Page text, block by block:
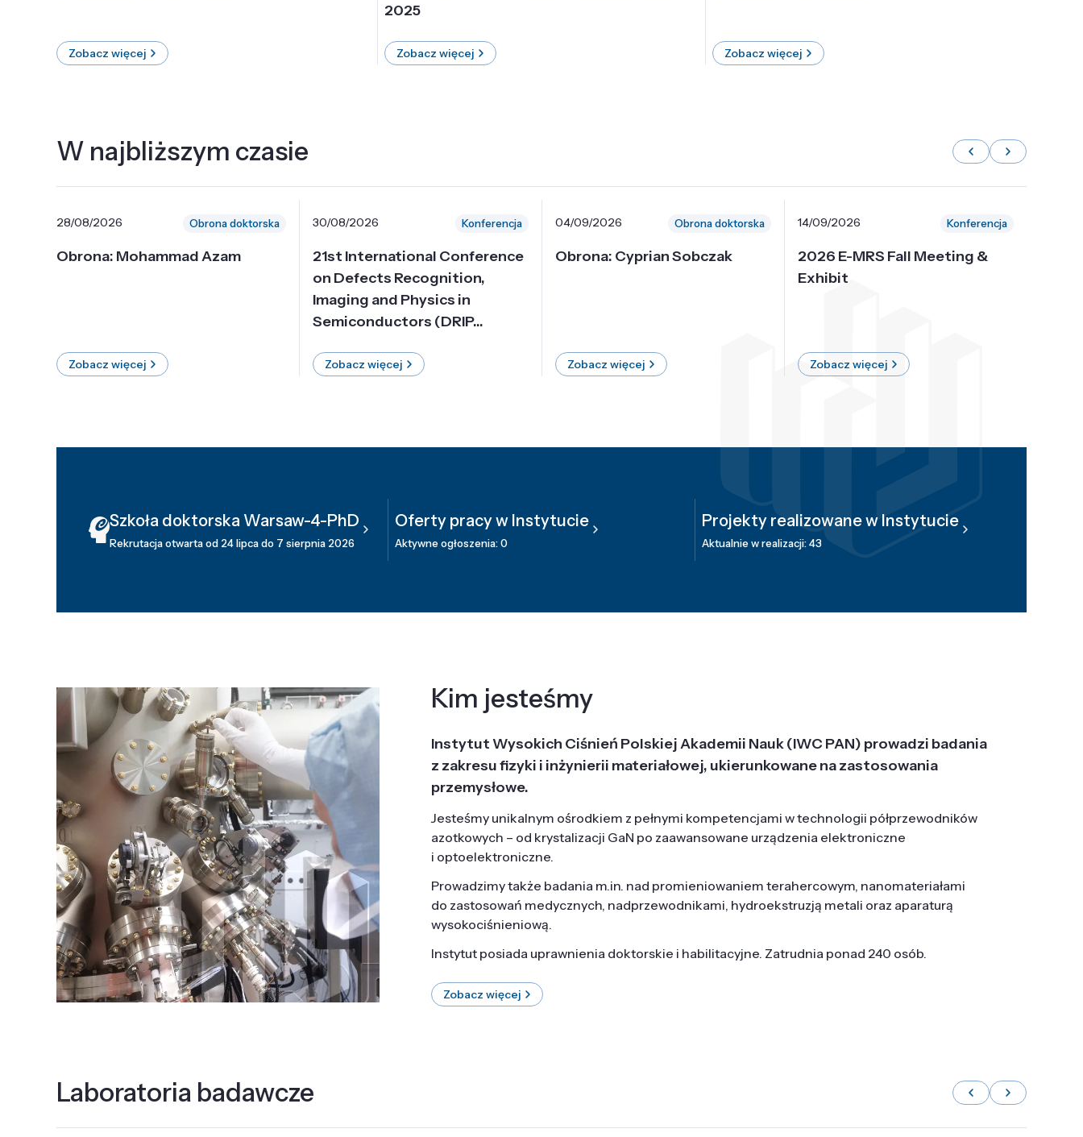
Zobacz więcej
2025
Zobacz więcej Zobacz więcej
W najbliższym czasie
28/08/2026 Obrona doktorska
Obrona: Mohammad Azam
Zobacz więcej
30/08/2026 Konferencja
21st International Conference
on Defects Recognition,
Imaging and Physics in
Semiconductors (DRIP...
Zobacz więcej
04/09/2026 Obrona doktorska
Obrona: Cyprian Sobczak
Zobacz więcej
14/09/2026 Konferencja
2026 E-MRS Fall Meeting &
Exhibit
Zobacz więcej
Szkoła doktorska Warsaw-4-PhD
Rekrutacja otwarta od 24 lipca do 7 sierpnia 2026
Oferty pracy w Instytucie
Aktywne ogłoszenia: 0
Projekty realizowane w Instytucie
Aktualnie w realizacji: 43
Kim jesteśmy
Instytut Wysokich Ciśnień Polskiej Akademii Nauk (IWC PAN) prowadzi badania
z zakresu fizyki i inżynierii materiałowej, ukierunkowane na zastosowania
przemysłowe.
Jesteśmy unikalnym ośrodkiem z pełnymi kompetencjami w technologii półprzewodników
azotkowych – od krystalizacji GaN po zaawansowane urządzenia elektroniczne
i optoelektroniczne.
Prowadzimy także badania m.in. nad promieniowaniem terahercowym, nanomateriałami
do zastosowań medycznych, nadprzewodnikami, hydroekstruzją metali oraz aparaturą
wysokociśnieniową.
Instytut posiada uprawnienia doktorskie i habilitacyjne. Zatrudnia ponad 240 osób.
Zobacz więcej
Laboratoria badawcze